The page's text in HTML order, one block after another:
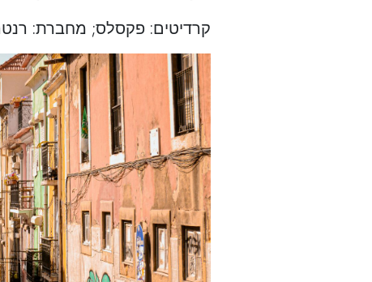
קרדיטים: פקסלס; מחברת: